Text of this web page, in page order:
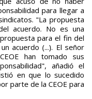
para llegar a
"La propuesta
acuerdo. No es una
para el fin del
acuerdo (...). El señor
han tomado sus
añadió el
en que lo sucedido
parte de la CEOE para